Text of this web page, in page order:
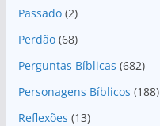
Passado(2)
Perdão(68)
Perguntas Bíblicas (682)
Personagens Bíblicos (188)
Reflexões (13)